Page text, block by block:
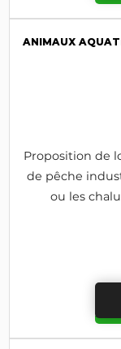
ANIMAUX
Proposition de
de pêche
ou les